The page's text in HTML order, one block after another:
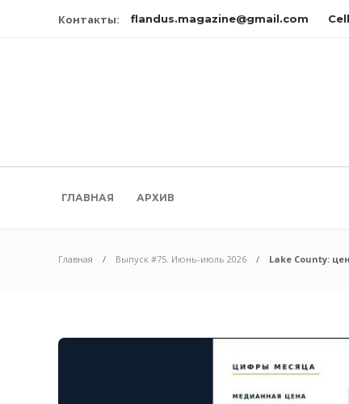
Контакты: flandus.magazine@gmail.com
ГЛАВНАЯ АРХИВ
Главная Выпуск #75. Июнь-июль 2026 Lake County: